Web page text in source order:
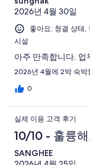
74
18
개
후
기
중
개
용
후
개
요.
100
개
이
용
후
중
3
개
기
2026년 4월 30일
좋아요: 청결 상태,
시설
아주 만족합니다.
2026년 4월에 2박 숙박
0
실제 이용 고객 후기
10/10 - 훌륭
SANGHEE